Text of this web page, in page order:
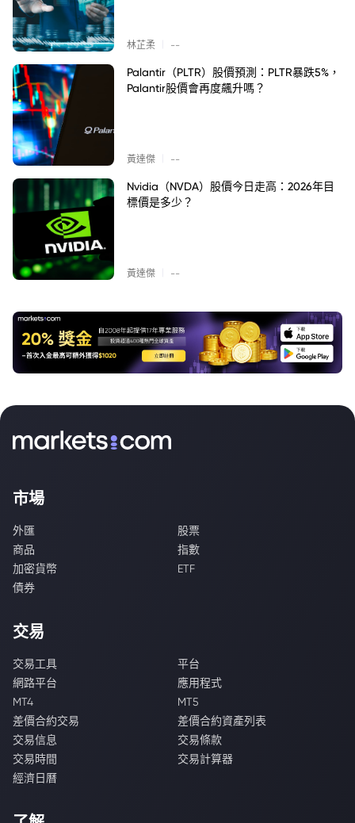
林芷柔 --
Palantir（PLTR）股價預測：PLTR暴跌5%，
Palantir股價會再度飆升嗎？
黃達傑 --
Nvidia（NVDA）股價今日走高：2026年目
標價是多少？
黃達傑 --
市場
外匯
股票
商品
指數
加密貨幣
ETF
債券
交易
交易工具
平台
網路平台
應用程式
MT4
MT5
差價合約交易
差價合約資產列表
交易信息
交易條款
交易時間
交易計算器
經濟日曆